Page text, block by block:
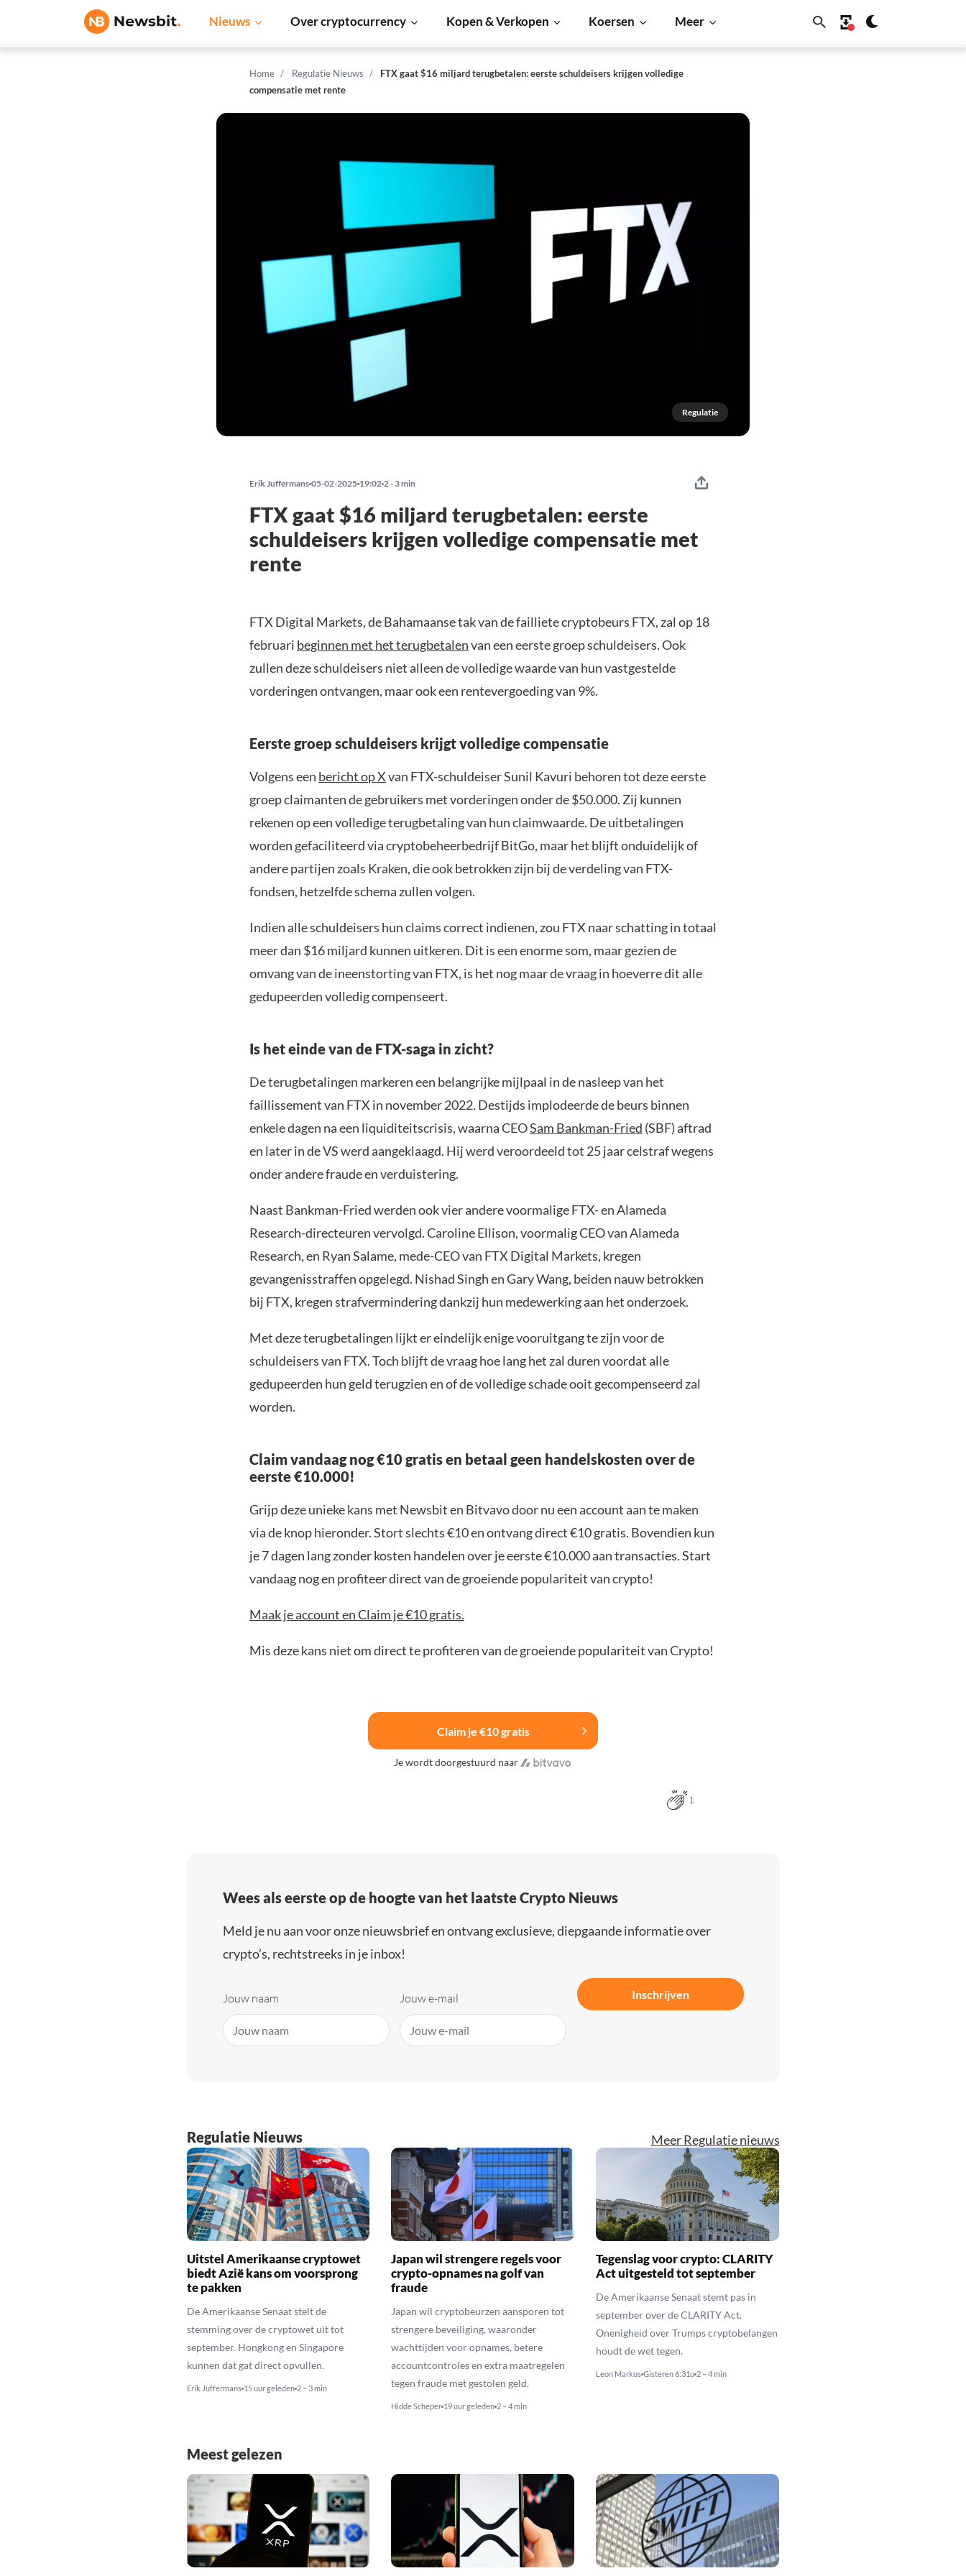
Nieuws Over cryptocurrency Kopen & Verkopen Koersen Meer
Home Regulatie Nieuws
FTX gaat $16 miljard terugbetalen: eerste schuldeisers krijgen volledige
compensatie met rente
Regulatie
Erik Juffermans 05-02-2025 19:02 2 - 3 min
FTX gaat $16 miljard terugbetalen: eerste
schuldeisers krijgen volledige compensatie met
rente
FTX Digital Markets, de Bahamaanse tak van de failliete cryptobeurs FTX, zal op 18
februari beginnen met het terugbetalenvan een eerste groep schuldeisers. Ook
zullen deze schuldeisers niet alleen de volledige waarde van hun vastgestelde
vorderingen ontvangen, maar ook een rentevergoeding van 9%.
Eerste groep schuldeisers krijgt volledige compensatie
Volgens een bericht op Xvan FTX-schuldeiser Sunil Kavuri behoren tot deze eerste
groep claimanten de gebruikers met vorderingen onder de $50.000. Zij kunnen
rekenen op een volledige terugbetaling van hun claimwaarde. De uitbetalingen
worden gefaciliteerd via cryptobeheerbedrijf BitGo, maar het blijft onduidelijk of
andere partijen zoals Kraken, die ook betrokken zijn bij de verdeling van FTX-
fondsen, hetzelfde schema zullen volgen.
Indien alle schuldeisers hun claims correct indienen, zou FTX naar schatting in totaal
meer dan $16 miljard kunnen uitkeren. Dit is een enorme som, maar gezien de
omvang van de ineenstorting van FTX, is het nog maar de vraag in hoeverre dit alle
gedupeerden volledig compenseert.
Is het einde van de FTX-saga in zicht?
De terugbetalingen markeren een belangrijke mijlpaal in de nasleep van het
faillissement van FTX in november 2022. Destijds implodeerde de beurs binnen
enkele dagen na een liquiditeitscrisis, waarna CEOSam Bankman-Fried (SBF) aftrad
en later in de VS werd aangeklaagd. Hij werd veroordeeld tot 25 jaar celstraf wegens
onder andere fraude en verduistering.
Naast Bankman-Fried werden ook vier andere voormalige FTX- en Alameda
Research-directeuren vervolgd. Caroline Ellison, voormalig CEO van Alameda
Research, en Ryan Salame, mede-CEO van FTX Digital Markets, kregen
gevangenisstraffen opgelegd. Nishad Singh en Gary Wang, beiden nauw betrokken
bij FTX, kregen strafvermindering dankzij hun medewerking aan het onderzoek.
Met deze terugbetalingen lijkt er eindelijk enige vooruitgang te zijn voor de
schuldeisers van FTX. Toch blijft de vraag hoe lang het zal duren voordat alle
gedupeerden hun geld terugzien en of de volledige schade ooit gecompenseerd zal
worden.
Claim vandaag nog €10 gratis en betaal geen handelskosten over de
eerste €10.000!
Grijp deze unieke kans met Newsbit en Bitvavo door nu een account aan te maken
via de knop hieronder. Stort slechts €10 en ontvang direct €10 gratis. Bovendien kun
je 7 dagen lang zonder kosten handelen over je eerste €10.000 aan transacties. Start
vandaag nog en profiteer direct van de groeiende populariteit van crypto!
Maak je account en Claim je €10 gratis.
Mis deze kans niet om direct te profiteren van de groeiende populariteit van Crypto!
Claim je €10 gratis
Je wordt doorgestuurd naar
1
Wees als eerste op de hoogte van het laatste Crypto Nieuws
Meld je nu aan voor onze nieuwsbrief en ontvang exclusieve, diepgaande informatie over
crypto’s, rechtstreeks in je inbox!
Jouw naam Jouw e-mail Inschrijven
Regulatie Nieuws Meer Regulatie nieuws
Uitstel Amerikaanse cryptowet
biedt Azië kans om voorsprong
te pakken
De Amerikaanse Senaat stelt de
stemming over de cryptowet uit tot
september. Hongkong en Singapore
kunnen dat gat direct opvullen.
Erik Juffermans 15 uur geleden 2 – 3 min
Japan wil strengere regels voor
crypto-opnames na golf van
fraude
Japan wil cryptobeurzen aansporen tot
strengere beveiliging, waaronder
wachttijden voor opnames, betere
accountcontroles en extra maatregelen
tegen fraude met gestolen geld.
Hidde Scheper 19 uur geleden 2 – 4 min
Tegenslag voor crypto: CLARITY
Act uitgesteld tot september
De Amerikaanse Senaat stemt pas in
september over de CLARITY Act.
Onenigheid over Trumps cryptobelangen
houdt de wet tegen.
Leon Markus Gisteren 6:31u 2 – 4 min
Meest gelezen